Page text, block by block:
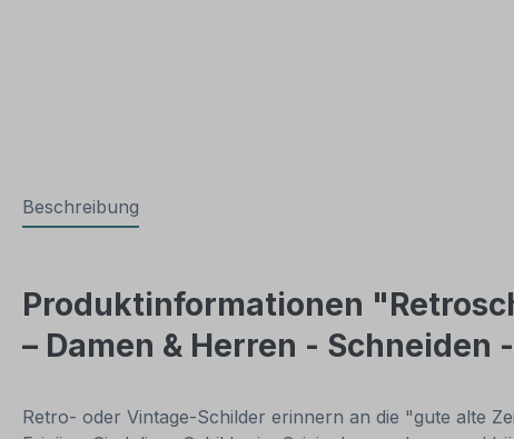
Beschreibung
Produktinformationen
– Damen & Herren -
Retro- oder Vintage-Schilder erinnern an die "gute alte